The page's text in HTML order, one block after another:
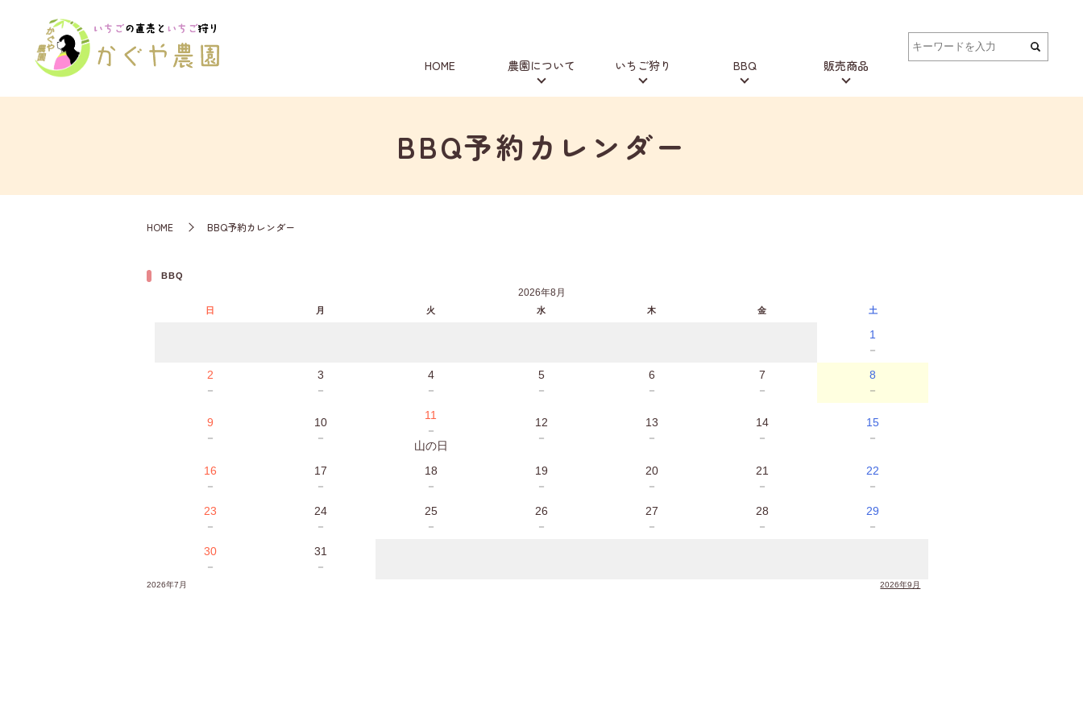
HOME 農園について いちご狩り BBQ 販売商品
BBQ予約カレンダー
HOME BBQ予約カレンダー
BBQ
2026年8月
日 月 火 水 木 金 土
1
－
2
－
3
－
4
－
5
－
6
－
7
－
8
－
9
－
10
－
11
－
山の日
12
－
13
－
14
－
15
－
16
－
17
－
18
－
19
－
20
－
21
－
22
－
23
－
24
－
25
－
26
－
27
－
28
－
29
－
30
－
31
－
2026年7月 2026年9月